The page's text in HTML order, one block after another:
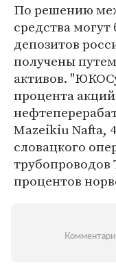
По решению
средства
депозитов
получены
активов.
процента
Mazeikiu Nafta,
словацкого
трубопроводов
процентов